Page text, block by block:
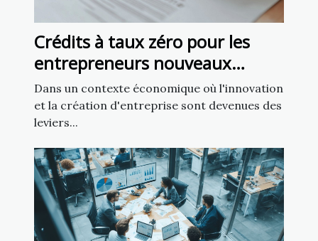
Crédits à taux zéro pour les
entrepreneurs nouveaux
dispositifs et conditions
Dans un contexte économique où l'innovation
et la création d'entreprise sont devenues des
leviers...